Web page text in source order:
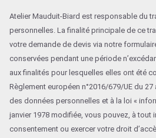
Atelier Mauduit-Biard est responsable du
personnelles. La finalité principale de ce
votre demande de devis via notre
conservées pendant une période
aux finalités pour lesquelles elles ont été
Règlement européen n°2016/679/UE du
des données personnelles et à la loi «
janvier 1978 modifiée, vous pouvez, à tout
consentement ou exercer votre droit